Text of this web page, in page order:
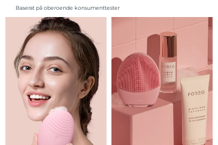
Baserat på oberoende konsumenttester
Puerto Rico Förväntad leverans
Qatar Förväntad leverans8/11/26
Réunion Förväntad leverans
Rumänien Förväntad leverans 8/10/26
Ryssland Förväntad leverans 8/18/26
Saudiarabien 8/11/26
Singapore 8/12/26